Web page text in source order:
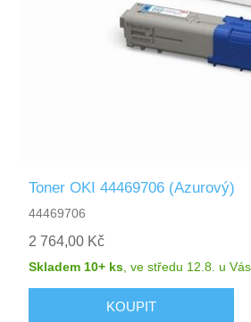
Toner OKI 44469706 (Azurový)
44469706
2 764,00 Kč
Skladem 10+ ks,ve středu 12.8. u Vás